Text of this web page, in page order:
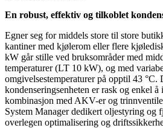
En robust, effektiv og tilkoblet
Egner seg for middels store til store
kantiner med kjølerom eller flere
kW går stille ved bruksområder med
temperaturer (LT 10 kW), og med
omgivelsestemperaturer på opptil 43 °C.
kondenseringsenheten er rask og enkel
kombinasjon med AKV-er og
System Manager dedikert oljestyring og
overlegen optimalisering og